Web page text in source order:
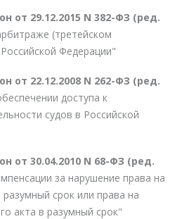
от 29.12.2015 N 382-ФЗ (ред.
(третейском
Федерации"
от 22.12.2008 N 262-ФЗ (ред.
доступа к
судов в Российской
от 30.04.2010 N 68-ФЗ (ред.
за нарушение права на
срок или права на
акта в разумный срок"